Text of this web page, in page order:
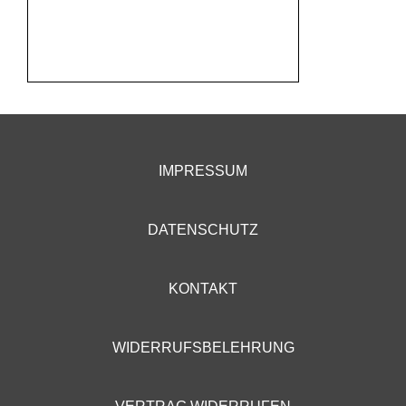
IMPRESSUM
DATENSCHUTZ
KONTAKT
WIDERRUFSBELEHRUNG